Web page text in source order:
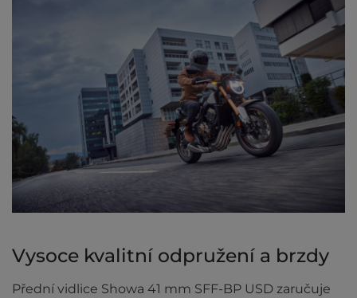
Vysoce kvalitní odpružení a brzdy
Přední vidlice Showa 41 mm SFF-BP USD zaručuje